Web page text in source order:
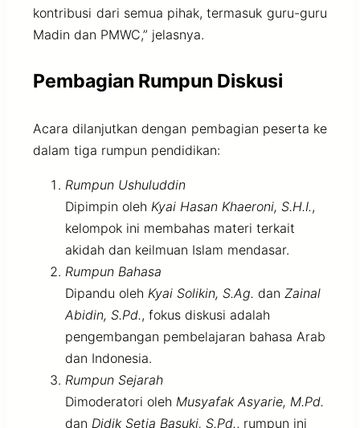
kontribusi dari semua pihak, termasuk guru-guru
Madin dan PMWC,” jelasnya.
Pembagian Rumpun Diskusi
Acara dilanjutkan dengan pembagian peserta ke
dalam tiga rumpun pendidikan:
Rumpun Ushuluddin
Dipimpin oleh Kyai Hasan Khaeroni, S.H.I. ,
kelompok ini membahas materi terkait
akidah dan keilmuan Islam mendasar.
Rumpun Bahasa
Dipandu oleh Kyai Solikin, S.Ag. dan Zainal
Abidin, S.Pd. , fokus diskusi adalah
pengembangan pembelajaran bahasa Arab
dan Indonesia.
Rumpun Sejarah
Dimoderatori oleh Musyafak Asyarie, M.Pd.
dan Didik Setia Basuki, S.Pd. , rumpun ini